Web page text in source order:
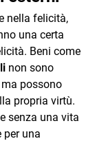
nella felicità,
una certa
Beni come
non sono
possono
propria virtù.
senza una vita
per una